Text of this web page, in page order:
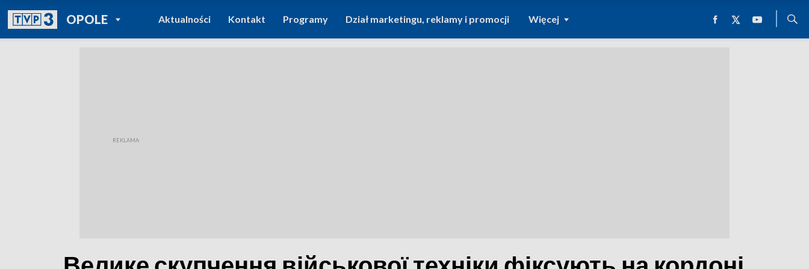
OPOLEPOWRÓT DO
TVP REGIONY
Aktualności Kontakt Programy Dział marketingu, reklamy i promocji Więcej